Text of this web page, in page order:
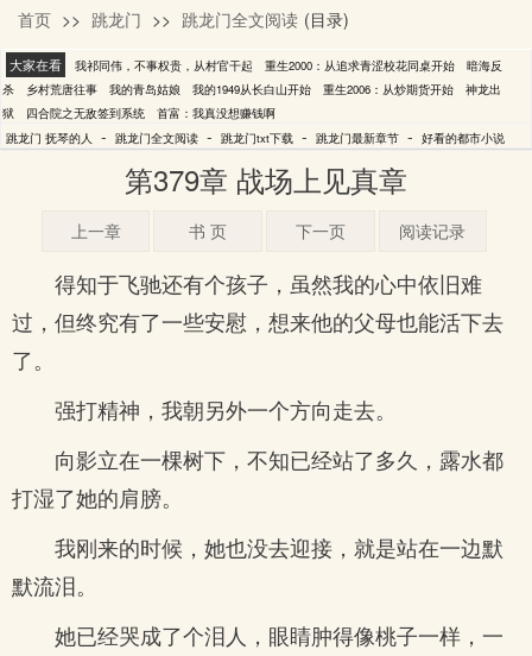
抚琴的人
首页 >> 跳龙门 >> 跳龙门全文阅读 (目录)
大家在看 我祁同伟，不事权贵，从村官干起 重生2000：从追求青涩校花同桌开始
暗海反
杀
乡村荒唐往事 我的青岛姑娘 我的1949从长白山开始 重生2006：从炒期货开始
神龙出
狱
四合院之无敌签到系统
首富：我真没想赚钱啊
跳龙门 抚琴的人
- 跳龙门全文阅读 - 跳龙门txt下载 - 跳龙门最新章节 - 好看的都市小说
第379章 战场上见真章
上一章 书 页 下一页 阅读记录
得知于飞驰还有个孩子，虽然我的心中依旧难
过，但终究有了一些安慰，想来他的父母也能活下去
了。
强打精神，我朝另外一个方向走去。
向影立在一棵树下，不知已经站了多久，露水都
打湿了她的肩膀。
我刚来的时候，她也没去迎接，就是站在一边默
默流泪。
她已经哭成了个泪人，眼睛肿得像桃子一样，一